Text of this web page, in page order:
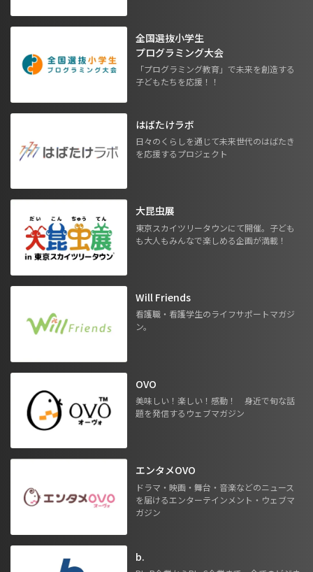
全国選抜小学生
プログラミング大会
「プログラミング教育」で未来を創造する
子どもたちを応援！！
はばたけラボ
日々のくらしを通じて未来世代のはばたき
を応援するプロジェクト
大昆虫展
東京スカイツリータウンにて開催。子ども
も大人もみんなで楽しめる企画が満載！
Will Friends
看護職・看護学生のライフサポートマガジ
ン。
OVO
美味しい！楽しい！感動！ 身近で旬な話
題を発信するウェブマガジン
エンタメOVO
ドラマ・映画・舞台・音楽などのニュース
を届けるエンターテインメント・ウェブマ
ガジン
b.